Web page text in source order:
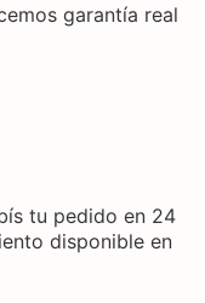
garantía real
tu pedido en 24
disponible en